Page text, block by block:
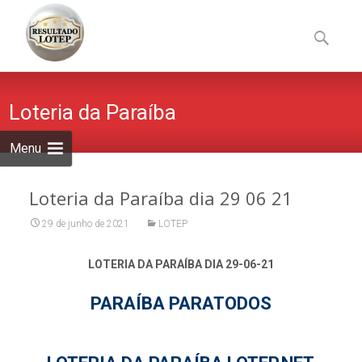
Menu
to
content
por:
Loteria da Paraíba
Loteria da Paraíba dia 29 06 21
29 de junho de 2021 LOTEP
LOTERIA DA PARAÍBA DIA 29-06-21
PARAÍBA PARATODOS